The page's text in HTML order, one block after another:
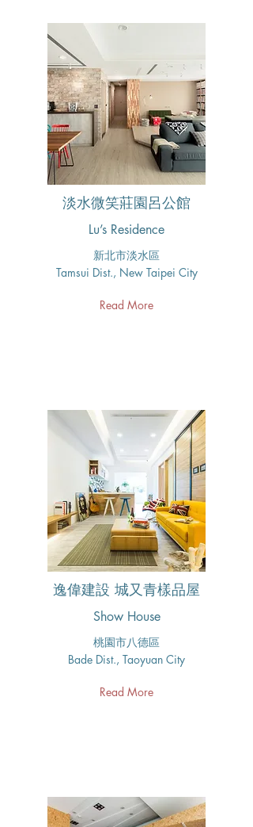
淡水微笑莊園呂公館
Lu’s Residence
新北市淡水區
Tamsui Dist., New Taipei City
Read More
逸偉建設 城又青樣品屋
Show House
桃園市八德區
Bade Dist., Taoyuan City
Read More